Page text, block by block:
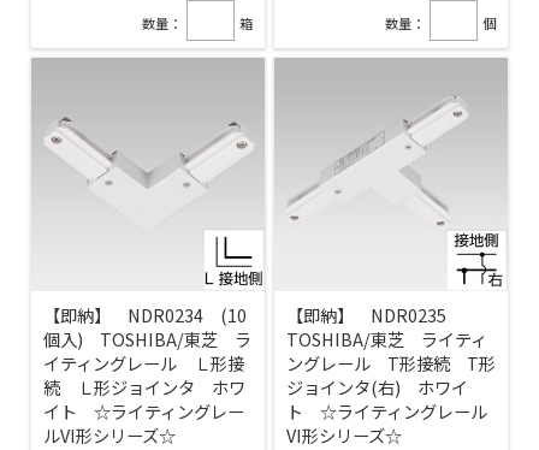
数量： 箱 数量： 個
【即納】 NDR0234 (10
個入) TOSHIBA/東芝 ラ
イティングレール Ｌ形接
続 Ｌ形ジョインタ ホワ
イト ☆ライティングレー
ルVI形シリーズ☆
【即納】 NDR0235
TOSHIBA/東芝 ライティ
ングレール T形接続 T形
ジョインタ(右) ホワイ
ト ☆ライティングレール
VI形シリーズ☆